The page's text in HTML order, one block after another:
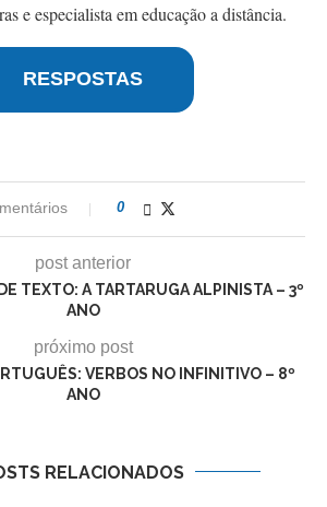
e especialista em educação a distância.
RESPOSTAS
0
post anterior
TEXTO: A TARTARUGA ALPINISTA – 3º
ANO
próximo post
VERBOS NO INFINITIVO – 8º
ANO
RELACIONADOS